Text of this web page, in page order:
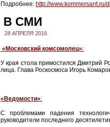
Подробнее: http://www.kommersant.ru/
В СМИ
28 АПРЕЛЯ 2016
« Московский комсомолец»:
У края стола примостился Дмитрий
лица. Глава Роскосмоса Игорь
«Ведомости»:
С проблемами падения
руководители последнего